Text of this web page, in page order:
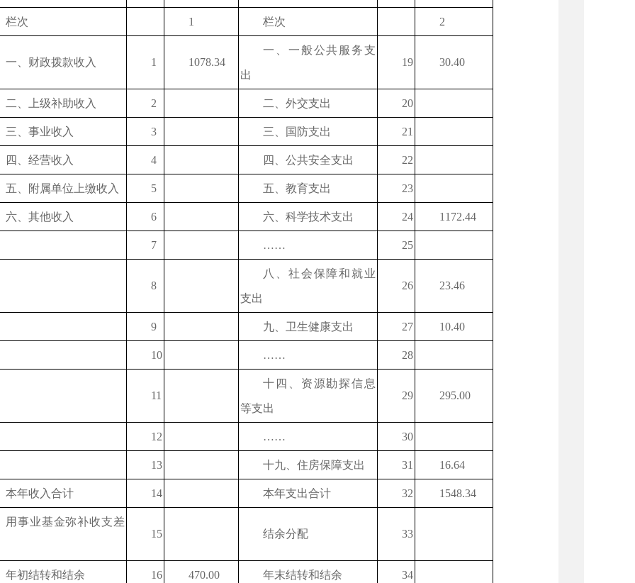
栏次 1 栏次 2
一、财政拨款收入 1 1078.34
一、一般公共服务支
出
19 30.40
二、上级补助收入 2 二、外交支出 20
三、事业收入 3 三、国防支出 21
四、经营收入 4 四、公共安全支出 22
五、附属单位上缴收入 5 五、教育支出 23
六、其他收入 6 六、科学技术支出 24 1172.44
7 …… 25
8
八、社会保障和就业
支出
26 23.46
9 九、卫生健康支出 27 10.40
10 …… 28
11
十四、资源勘探信息
等支出
29 295.00
12 …… 30
13 十九、住房保障支出 31 16.64
本年收入合计 14 本年支出合计 32 1548.34
用事业基金弥补收支差
15
结余分配 33
年初结转和结余 16 470.00 年末结转和结余 34